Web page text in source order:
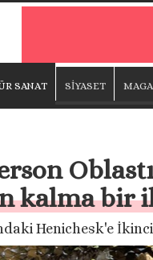
SANAT SİYASET
kalma
Henichesk'e